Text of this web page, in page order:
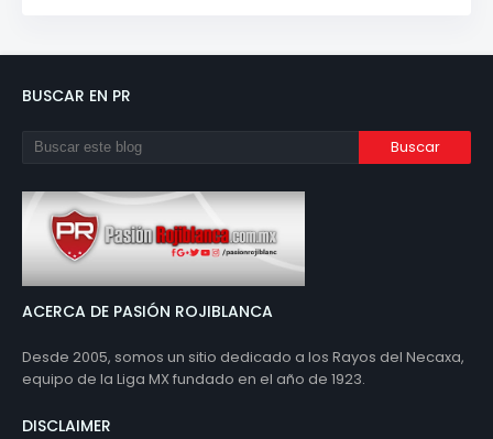
BUSCAR EN PR
ACERCA DE PASIÓN ROJIBLANCA
Desde 2005, somos un sitio dedicado a los Rayos del Necaxa,
equipo de la Liga MX fundado en el año de 1923.
DISCLAIMER